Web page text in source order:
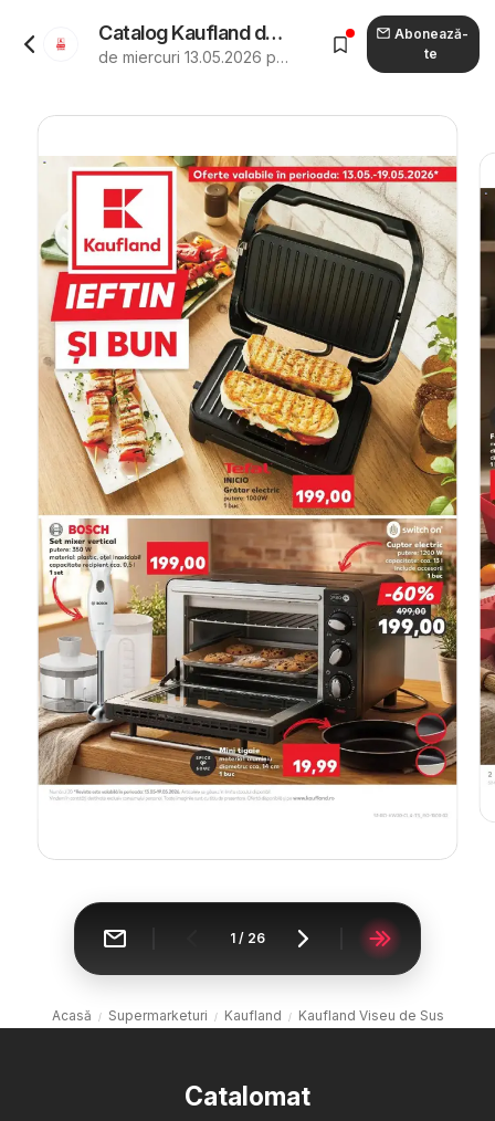
Catalog Kaufland de la 13.05.2026 - Revista "Kaufland Viseu de Sus"
de miercuri 13.05.2026 până marți 19.05.2026
Abonează-
te
1 / 26
Acasă Supermarketuri Kaufland Kaufland Viseu de Sus
Catalomat